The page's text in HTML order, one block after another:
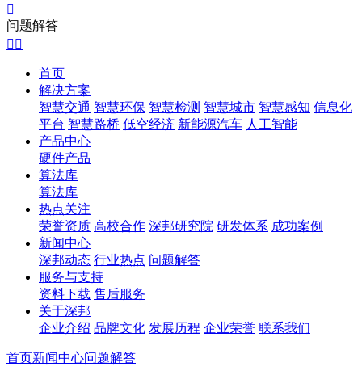

问题解答
 
首页
解决方案
智慧交通 智慧环保 智慧检测 智慧城市 智慧感知 信息化
平台 智慧路桥 低空经济 新能源汽车 人工智能
产品中心
硬件产品
算法库
算法库
热点关注
荣誉资质 高校合作 深邦研究院 研发体系 成功案例
新闻中心
深邦动态 行业热点 问题解答
服务与支持
资料下载 售后服务
关于深邦
企业介绍 品牌文化 发展历程 企业荣誉 联系我们
首页新闻中心问题解答